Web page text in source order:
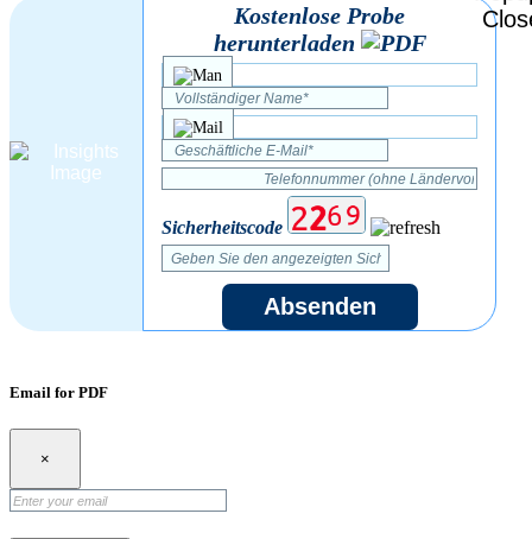
Kostenlose Probe
herunterladen
Sicherheitscode
Absenden
Email for PDF
×